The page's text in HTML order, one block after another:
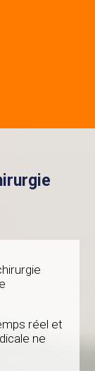
réel et
ne